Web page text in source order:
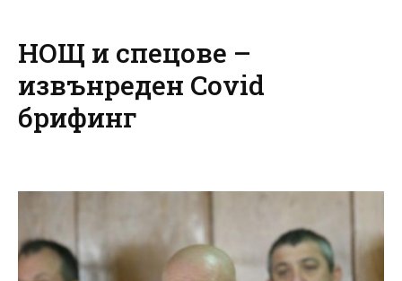
НОЩ и спецове –
извънреден Covid
брифинг